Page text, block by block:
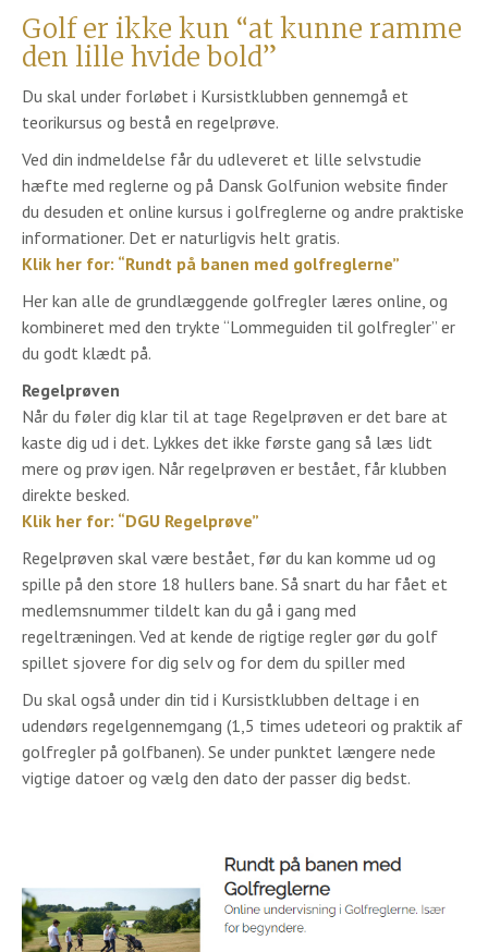
Golf er ikke kun “at kunne ramme
den lille hvide bold”
Du skal under forløbet i Kursistklubben gennemgå et
teorikursus og bestå en regelprøve.
Ved din indmeldelse får du udleveret et lille selvstudie
hæfte med reglerne og på Dansk Golfunion website finder
du desuden et online kursus i golfreglerne og andre praktiske
informationer. Det er naturligvis helt gratis.
Klik her for: “Rundt på banen med golfreglerne”
Her kan alle de grundlæggende golfregler læres online, og
kombineret med den trykte “Lommeguiden til golfregler” er
du godt klædt på.
Regelprøven
Når du føler dig klar til at tage Regelprøven er det bare at
kaste dig ud i det. Lykkes det ikke første gang så læs lidt
mere og prøv igen. Når regelprøven er bestået, får klubben
direkte besked.
Klik her for: “DGU Regelprøve”
Regelprøven skal være bestået, før du kan komme ud og
spille på den store 18 hullers bane. Så snart du har fået et
medlemsnummer tildelt kan du gå i gang med
regeltræningen. Ved at kende de rigtige regler gør du golf
spillet sjovere for dig selv og for dem du spiller med
Du skal også under din tid i Kursistklubben deltage i en
udendørs regelgennemgang (1,5 times udeteori og praktik af
golfregler på golfbanen). Se under punktet længere nede
vigtige datoer og vælg den dato der passer dig bedst.